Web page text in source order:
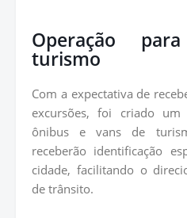
Operação
turismo
Com a expectativa de
excursões, foi criado um
ônibus e vans de
receberão identificação
cidade, facilitando o
de trânsito.